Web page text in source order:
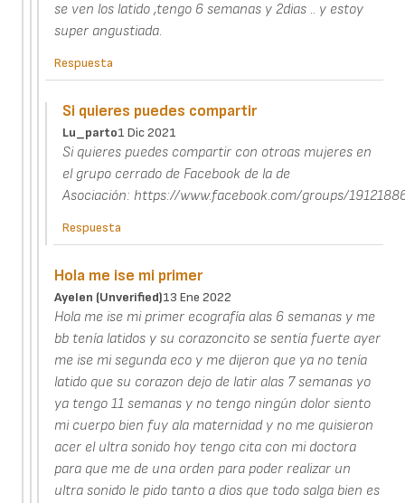
se ven los latido ,tengo 6 semanas y 2dias .. y estoy
super angustiada.
Respuesta
Si quieres puedes compartir
Lu_parto1 Dic 2021
Si quieres puedes compartir con otroas mujeres en
el grupo cerrado de Facebook de la de
Asociación: https://www.facebook.com/groups/
Respuesta
Hola me ise mi primer
Ayelen (unverified)13 Ene 2022
Hola me ise mi primer ecografía alas 6 semanas y me
bb tenía latidos y su corazoncito se sentía fuerte ayer
me ise mi segunda eco y me dijeron que ya no tenía
latido que su corazon dejo de latir alas 7 semanas yo
ya tengo 11 semanas y no tengo ningún dolor siento
mi cuerpo bien fuy ala maternidad y no me quisieron
acer el ultra sonido hoy tengo cita con mi doctora
para que me de una orden para poder realizar un
ultra sonido le pido tanto a dios que todo salga bien es